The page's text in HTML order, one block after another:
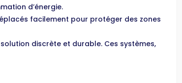
d’énergie.
facilement pour protéger des zones
discrète et durable. Ces systèmes,